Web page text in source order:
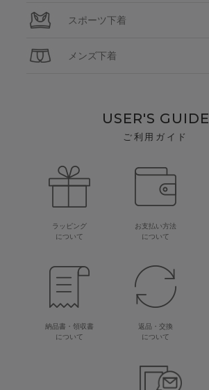
スポーツ下着
メンズ下着
USER'S GUIDE
ご利用ガイド
ラッピング
について
お支払い方法
について
納品書・領収書
について
返品・交換
について